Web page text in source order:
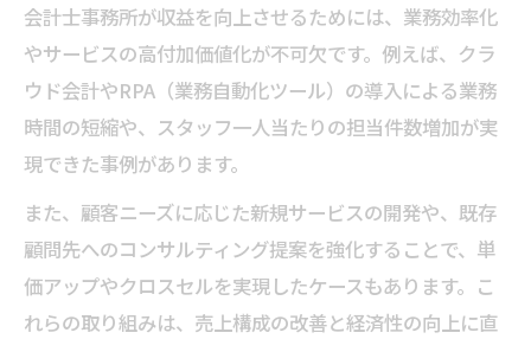
会計士事務所が収益を向上させるためには、業務効率化
やサービスの高付加価値化が不可欠です。例えば、クラ
ウド会計やRPA（業務自動化ツール）の導入による業務
時間の短縮や、スタッフ一人当たりの担当件数増加が実
現できた事例があります。
また、顧客ニーズに応じた新規サービスの開発や、既存
顧問先へのコンサルティング提案を強化することで、単
価アップやクロスセルを実現したケースもあります。こ
れらの取り組みは、売上構成の改善と経済性の向上に直